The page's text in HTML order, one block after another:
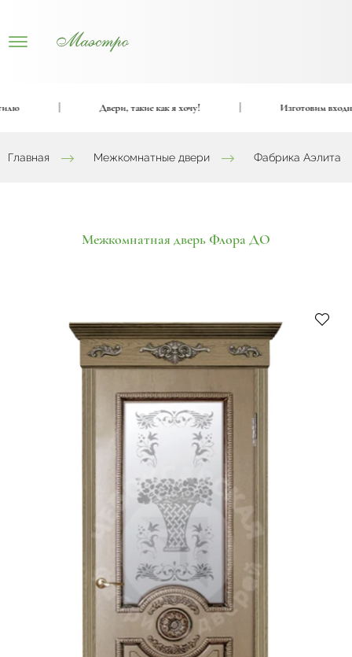
Двери, такие как я хочу! Изготовим входные
Главная Межкомнатные двери Фабрика Аэлита
Межкомнатная дверь Флора ДО